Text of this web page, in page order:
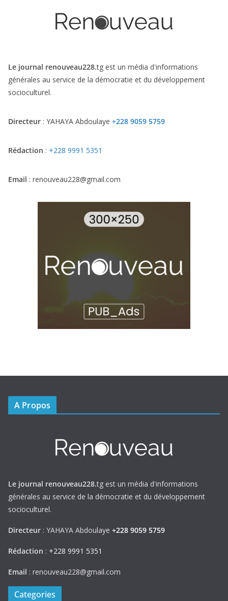
Le journal renouveau228.tg est un média d'informations
générales au service de la démocratie et du développement
socioculturel.
Directeur : YAHAYA Abdoulaye +228 9059 5759
Rédaction : +228 9991 5351
Email : renouveau228@gmail.com
A Propos
Le journal renouveau228.tg est un média d'informations
générales au service de la démocratie et du développement
socioculturel.
Directeur : YAHAYA Abdoulaye +228 9059 5759
Rédaction : +228 9991 5351
Email : renouveau228@gmail.com
Categories